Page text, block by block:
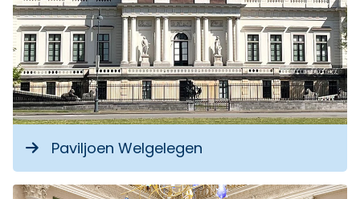
Paviljoen Welgelegen